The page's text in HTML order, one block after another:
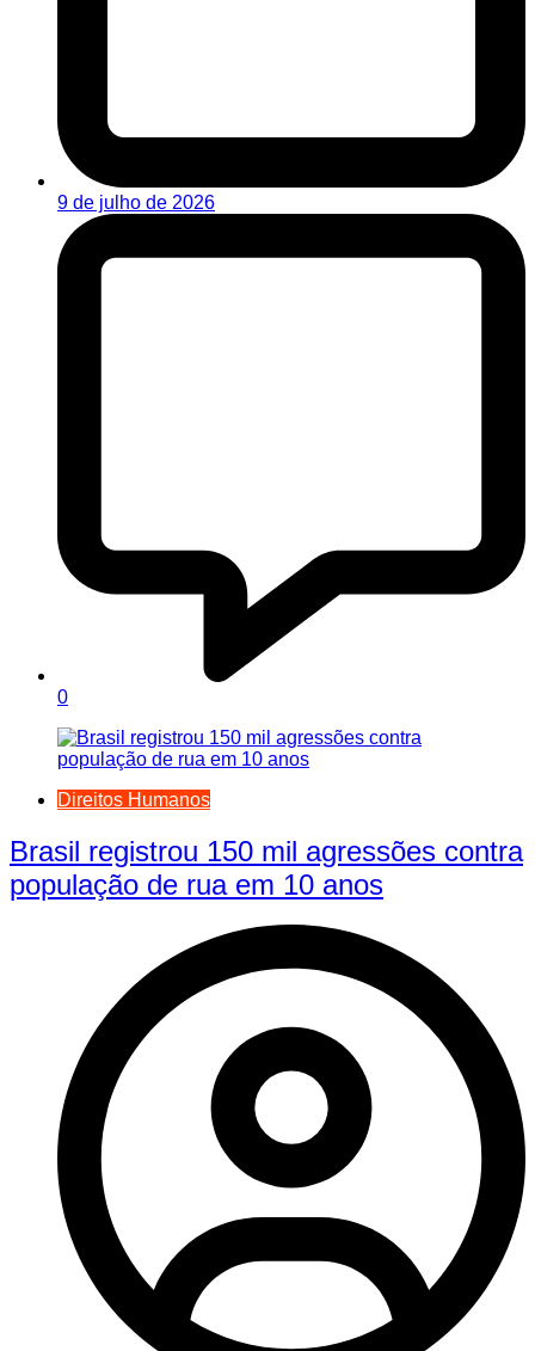
9 de julho de 2026
0
Direitos Humanos
Brasil registrou 150 mil agressões contra
população de rua em 10 anos